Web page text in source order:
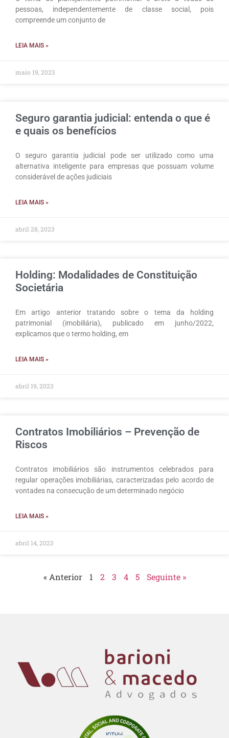
pessoas, independentemente de classe social, pois
compreende um conjunto de
LEIA MAIS »
maio 19, 2023
Seguro garantia judicial: entenda o que é
e quais os benefícios
O seguro garantia judicial pode ser utilizado como uma
alternativa inteligente para empresas que possuam volume
considerável de ações judiciais
LEIA MAIS »
abril 28, 2023
Holding: Modalidades de Constituição
Societária
Em artigo anterior tratando sobre o tema da holding
patrimonial (imobiliária), publicado em junho/2022,
explicamos que o termo holding, em
LEIA MAIS »
abril 19, 2023
Contratos Imobiliários – Prevenção de
Riscos
Contratos imobiliários são instrumentos celebrados para
regular operações imobiliárias, caracterizadas pelo acordo de
vontades na consecução de um determinado negócio
LEIA MAIS »
abril 14, 2023
« Anterior 1 2 3 4 5 Seguinte »